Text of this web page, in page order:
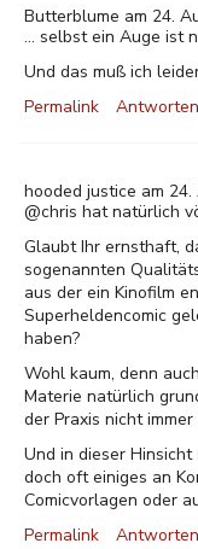
Butterblume am 24.
... selbst ein Auge ist
Und das muß ich
Permalink
Antworten
hooded justice am
@chris hat natürlich
Glaubt Ihr ernsthaft,
sogenannten
aus der ein Kinofilm
Superheldencomic
haben?
Wohl kaum, denn
Materie natürlich
der Praxis nicht
Und in dieser
doch oft einiges an
Comicvorlagen oder
Permalink
Antworten